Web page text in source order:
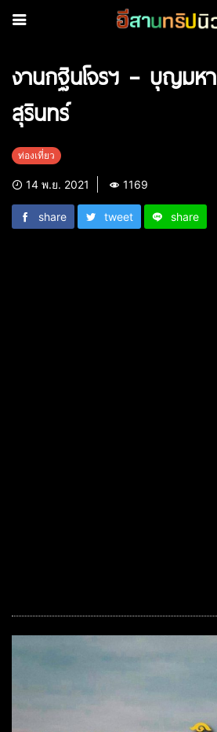
งานกฐินโจรฯ – บุญมห
สุรินทร์
ท่องเที่ยว
14 พ.ย. 2021 1169
share tweet share